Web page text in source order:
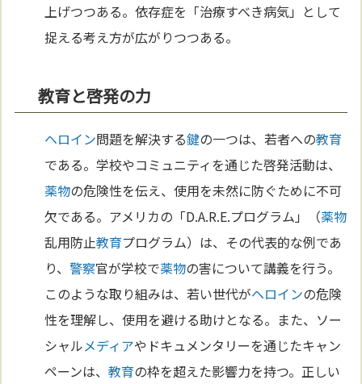
上げつつある。依存症を「治療すべき病気」として
捉える考え方が広がりつつある。
教育と啓発の力
ヘロイン問題を解決する鍵の一つは、若者への教育
である。学校やコミュニティを通じた啓発活動は、
薬物の危険性を伝え、使用を未然に防ぐために不可
欠である。アメリカの「D.A.R.E.プログラム」（薬物
乱用防止教育プログラム）は、その代表的な例であ
り、警察官が学校で薬物の害について講義を行う。
このような取り組みは、若い世代がヘロインの危険
性を理解し、使用を避ける助けとなる。また、ソー
シャルメディアやドキュメンタリーを通じたキャン
ペーンは、教育の枠を超えた影響力を持つ。正しい